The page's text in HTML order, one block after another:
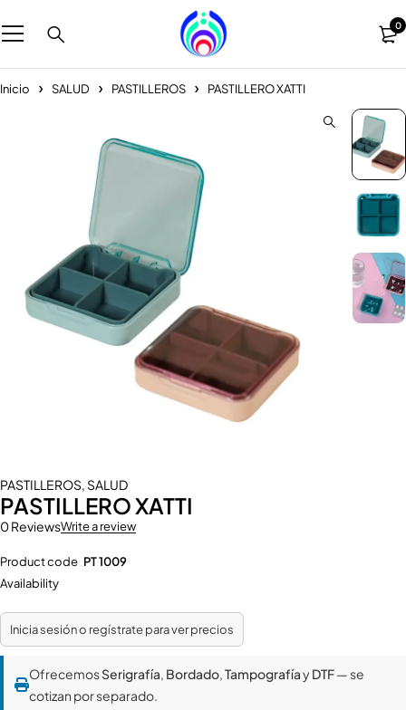
0
Inicio SALUD PASTILLEROS PASTILLERO XATTI
PASTILLEROS, SALUD
PASTILLERO XATTI
0 ReviewsWrite a review
Product code PT 1009
Availability
Inicia sesión o regístrate para ver precios
OfrecemosSerigrafía, Bordado,TampografíayDTF— se
cotizan por separado.